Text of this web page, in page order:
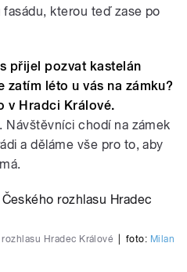
kterou teď zase po
přijel pozvat kastelán
zatím léto u vás na zámku?
v Hradci Králové.
Návštěvníci chodí na zámek
a děláme vše pro to, aby
Hradec Králové foto: Milan